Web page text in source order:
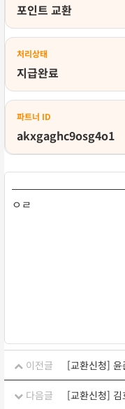
포인트 교환
처리상태
지급완료
파트너 ID
akxgaghc9osg4o1
ㅇㄹ
이전글 [교환신청]
다음글 [교환신청]